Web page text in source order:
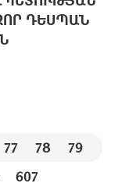
ԴԵՍՊԱՆ
77 78
79
607